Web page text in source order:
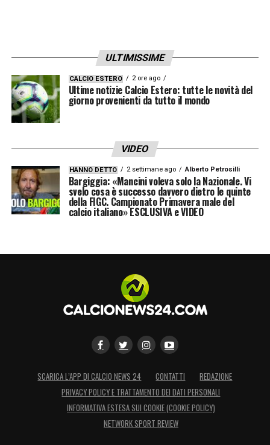
ULTIMISSIME
CALCIO ESTERO 2 ore ago
Ultime notizie Calcio Estero: tutte le novità del
giorno provenienti da tutto il mondo
VIDEO
HANNO DETTO 2 settimane ago Alberto Petrosilli
Bargiggia: «Mancini voleva solo la Nazionale. Vi
svelo cosa è successo davvero dietro le quinte
della FIGC. Campionato Primavera male del
calcio italiano» ESCLUSIVA e VIDEO
SCARICA L’APP DI CALCIO NEWS 24 CONTATTI
REDAZIONE
PRIVACY POLICY E TRATTAMENTO DEI DATI PERSONALI
INFORMATIVA ESTESA SUI COOKIE (COOKIE POLICY)
NETWORK SPORT REVIEW